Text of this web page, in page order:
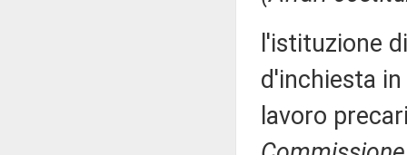
l'istituzione
d'inchiesta
lavoro